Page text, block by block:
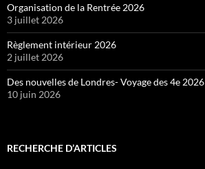
Organisation de la Rentrée 2026
3 juillet 2026
Règlement intérieur 2026
2 juillet 2026
Des nouvelles de Londres- Voyage des 4e 2026
10 juin 2026
RECHERCHE D’ARTICLES